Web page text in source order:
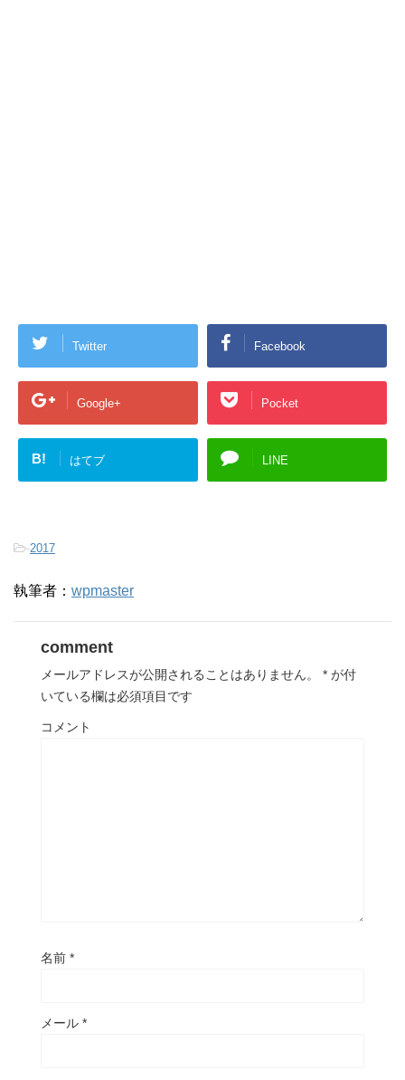
Twitter Facebook
Google+ Pocket
B! はてブ LINE
-2017
執筆者： wpmaster
comment
メールアドレスが公開されることはありません。 * が付
いている欄は必須項目です
コメント
名前 *
メール *